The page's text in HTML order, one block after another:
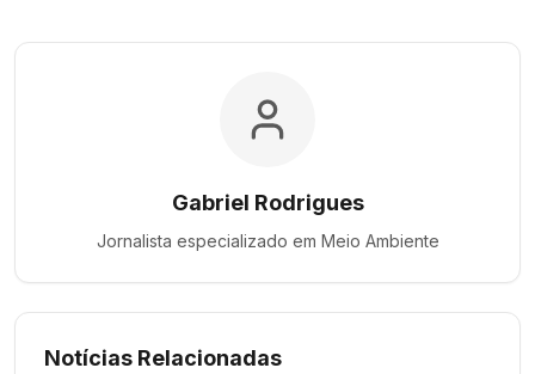
Gabriel Rodrigues
Jornalista especializado em Meio Ambiente
Notícias Relacionadas